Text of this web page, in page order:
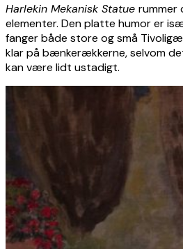
Harlekin Mekanisk Statue rummer
elementer. Den platte humor er
fanger både store og små
klar på bænkerækkerne, selvom
kan være lidt ustadigt.